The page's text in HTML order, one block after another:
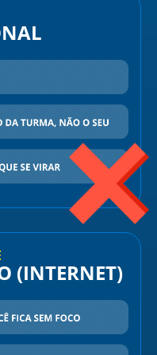
(INTERNET)